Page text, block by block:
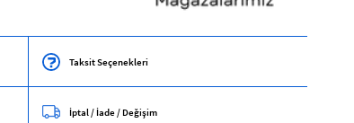
Taksit Seçenekleri
İptal / İade / Değişim